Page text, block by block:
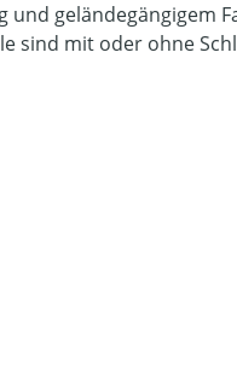
geländegängigem
sind mit oder ohne